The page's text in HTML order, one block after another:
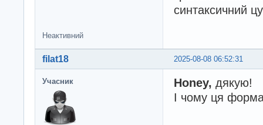
синтаксичний
Неактивний
2025-08-08 06:52:31
filat18
Учасник Honey, дякую!
І чому ця